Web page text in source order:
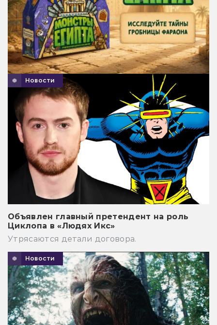
Новости
Объявлен главный претендент на роль
Циклопа в «Людях Икс»
Утрясаются детали договора.
Новости